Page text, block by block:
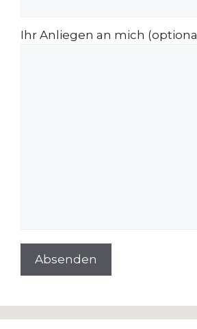
Ihr Anliegen an mich